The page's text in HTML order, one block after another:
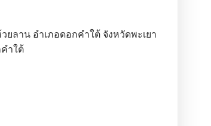
ลาน อำเภอดอกคำใต้ จังหวัดพะเยา
ำใต้